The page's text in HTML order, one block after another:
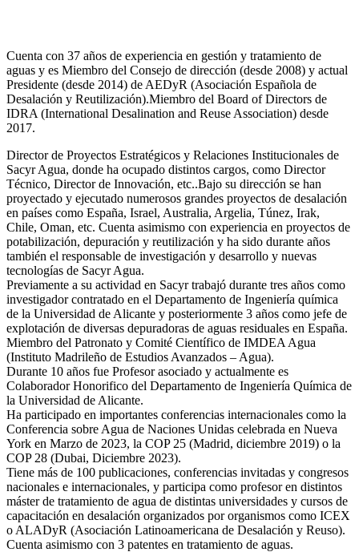
Cuenta con 37 años de experiencia en gestión y tratamiento de
aguas y es Miembro del Consejo de dirección (desde 2008) y actual
Presidente (desde 2014) de AEDyR (Asociación Española de
Desalación y Reutilización).Miembro del Board of Directors de
IDRA (International Desalination and Reuse Association) desde
2017.
Director de Proyectos Estratégicos y Relaciones Institucionales de
Sacyr Agua, donde ha ocupado distintos cargos, como Director
Técnico, Director de Innovación, etc..Bajo su dirección se han
proyectado y ejecutado numerosos grandes proyectos de desalación
en países como España, Israel, Australia, Argelia, Túnez, Irak,
Chile, Oman, etc. Cuenta asimismo con experiencia en proyectos de
potabilización, depuración y reutilización y ha sido durante años
también el responsable de investigación y desarrollo y nuevas
tecnologías de Sacyr Agua.
Previamente a su actividad en Sacyr trabajó durante tres años como
investigador contratado en el Departamento de Ingeniería química
de la Universidad de Alicante y posteriormente 3 años como jefe de
explotación de diversas depuradoras de aguas residuales en España.
Miembro del Patronato y Comité Científico de IMDEA Agua
(Instituto Madrileño de Estudios Avanzados – Agua).
Durante 10 años fue Profesor asociado y actualmente es
Colaborador Honorifico del Departamento de Ingeniería Química de
la Universidad de Alicante.
Ha participado en importantes conferencias internacionales como la
Conferencia sobre Agua de Naciones Unidas celebrada en Nueva
York en Marzo de 2023, la COP 25 (Madrid, diciembre 2019) o la
COP 28 (Dubai, Diciembre 2023).
Tiene más de 100 publicaciones, conferencias invitadas y congresos
nacionales e internacionales, y participa como profesor en distintos
máster de tratamiento de agua de distintas universidades y cursos de
capacitación en desalación organizados por organismos como ICEX
o ALADyR (Asociación Latinoamericana de Desalación y Reuso).
Cuenta asimismo con 3 patentes en tratamiento de aguas.